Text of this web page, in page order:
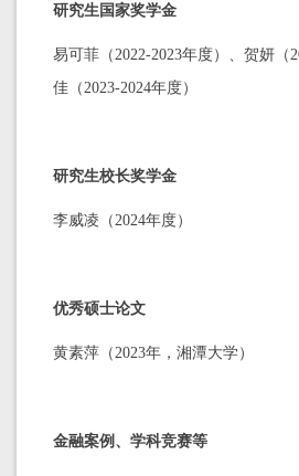
研究生国家奖学金
易可菲（2022-2023年度）、贺妍（
佳（2023-2024年度）
研究生校长奖学金
李威凌（2024年度）
优秀硕士论文
黄素萍（2023年，湘潭大学）
金融案例、学科竞赛等